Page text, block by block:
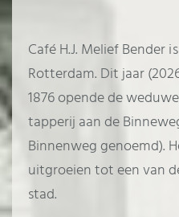
Café H.J. Melief Bender
Rotterdam. Dit jaar
1876 opende de
tapperij aan de
Binnenweg genoemd).
uitgroeien tot een van
stad.